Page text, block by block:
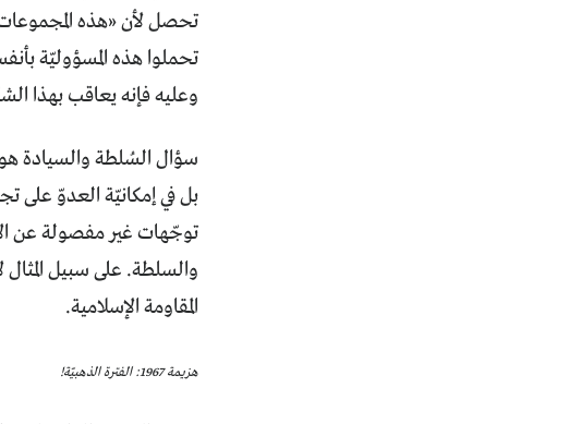
تحصل لأن «هذه
تحملوا هذه المسؤوليّة
وعليه فإنه يعاقب بهذا
سؤال السُلطة والسيادة
بل في إمكانيّة العدوّ على
توجّهات غير مفصولة عن
والسلطة. على سبيل
المقاومة الإسلامية.
هزيمة 1967: الفترة الذهبيّة!